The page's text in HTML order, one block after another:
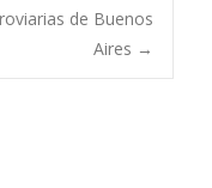
de
de Buenos
Aires →